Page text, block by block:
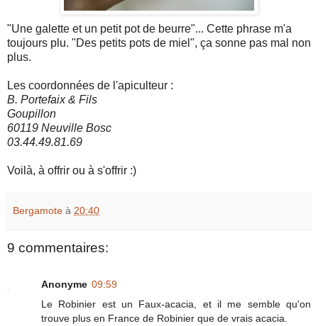
"Une galette et un petit pot de beurre"... Cette phrase m'a
toujours plu. "Des petits pots de miel", ça sonne pas mal non
plus.
Les coordonnées de l'apiculteur :
B. Portefaix & Fils
Goupillon
60119 Neuville Bosc
03.44.49.81.69
Voilà, à offrir ou à s'offrir :)
Bergamote à 20:40
9 commentaires:
Anonyme 09:59
Le Robinier est un Faux-acacia, et il me semble qu'on
trouve plus en France de Robinier que de vrais acacia.